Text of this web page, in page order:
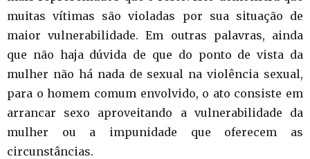
muitas vítimas são violadas por sua situação de
maior vulnerabilidade. Em outras palavras, ainda
que não haja dúvida de que do ponto de vista da
mulher não há nada de sexual na violência sexual,
para o homem comum envolvido, o ato consiste em
arrancar sexo aproveitando a vulnerabilidade da
mulher ou a impunidade que oferecem as
circunstâncias.